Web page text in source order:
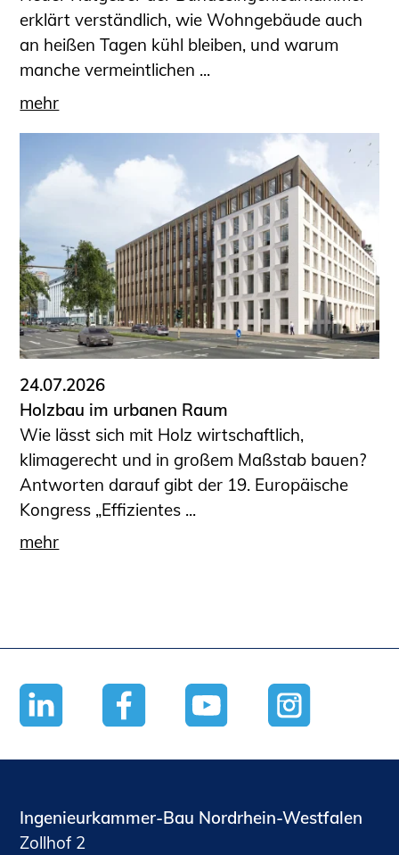
erklärt verständlich, wie Wohngebäude auch
an heißen Tagen kühl bleiben, und warum
manche vermeintlichen ...
mehr
24.07.2026
Holzbau im urbanen Raum
Wie lässt sich mit Holz wirtschaftlich,
klimagerecht und in großem Maßstab bauen?
Antworten darauf gibt der 19. Europäische
Kongress „Effizientes ...
mehr
Ingenieurkammer-Bau Nordrhein-Westfalen
Zollhof 2